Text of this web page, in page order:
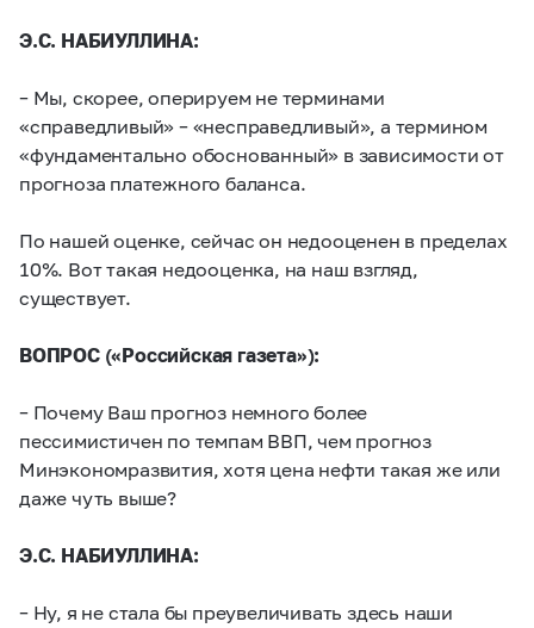
Э.С. НАБИУЛЛИНА:
– Мы, скорее, оперируем не терминами
«справедливый» – «несправедливый», а термином
«фундаментально обоснованный» в зависимости от
прогноза платежного баланса.
По нашей оценке, сейчас он недооценен в пределах
10%. Вот такая недооценка, на наш взгляд,
существует.
ВОПРОС («Российская газета»):
– Почему Ваш прогноз немного более
пессимистичен по темпам ВВП, чем прогноз
Минэкономразвития, хотя цена нефти такая же или
даже чуть выше?
Э.С. НАБИУЛЛИНА:
– Ну, я не стала бы преувеличивать здесь наши